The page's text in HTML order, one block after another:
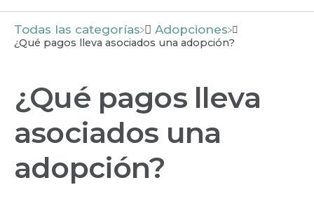
Todas las categorías ​Adopciones
¿Qué pagos lleva asociados una adopción?
¿Qué pagos lleva
asociados una
adopción?